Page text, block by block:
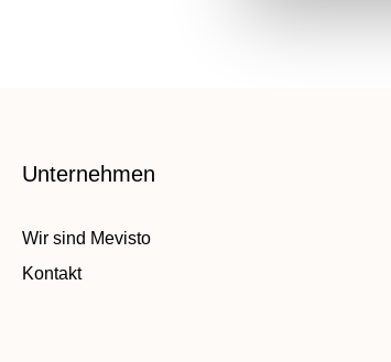
Unternehmen
Wir sind Mevisto
Kontakt